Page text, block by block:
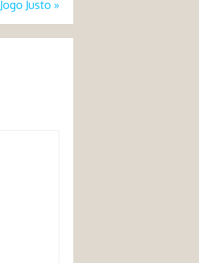
Jogo Justo »